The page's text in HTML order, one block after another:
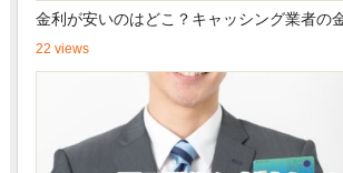
金利が安いのはどこ？キャッシング業者の
22 views